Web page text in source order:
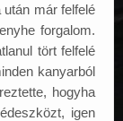
után már felfelé
forgalom.
tört felfelé
kanyarból
hogyha
igen